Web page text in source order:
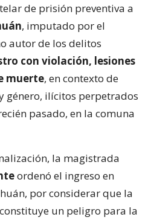
de prisión preventiva a
, imputado por el
autor de los delitos
con violación, lesiones
muerte, en contexto de
ilícitos perpetrados
pasado, en la comuna
la magistrada
ordenó el ingreso en
por considerar que la
un peligro para la